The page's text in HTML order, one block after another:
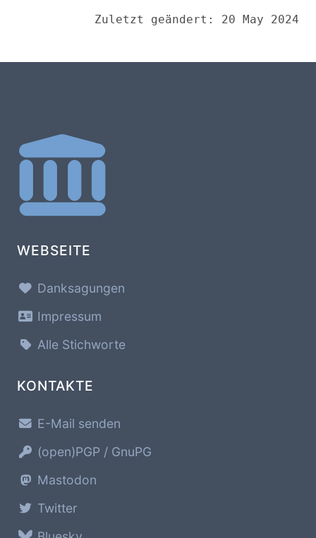
Zuletzt geändert: 20 May 2024
WEBSEITE
Danksagungen
Impressum
Alle Stichworte
KONTAKTE
E-Mail senden
(open)PGP / GnuPG
Mastodon
Twitter